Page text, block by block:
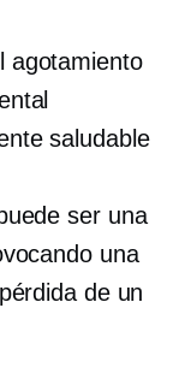
agotamiento
saludable
ser una
una
de un